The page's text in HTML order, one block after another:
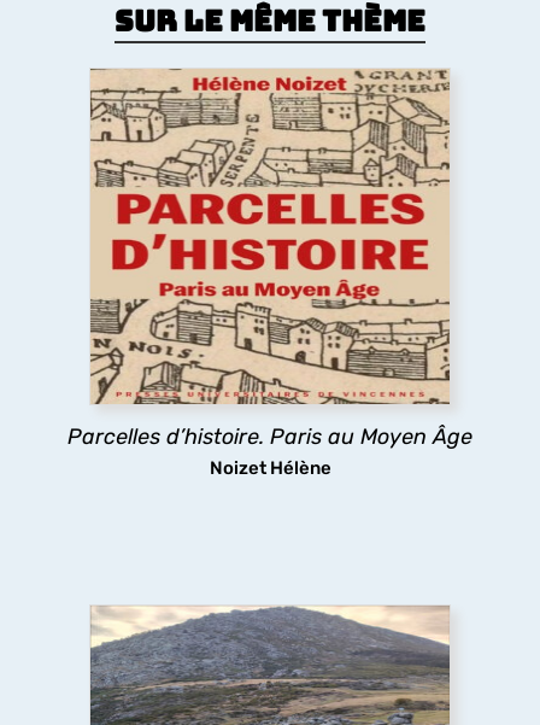
Sur le même thème
Parcelles d’histoire. Paris au Moyen Âge
Noizet Hélène
Parcelles d’histoire. Paris au Moyen
Âge
Comment le Moyen Âge a dessiné la forme de la
ville de Paris ? Les églises, la trame des rues, les
lotissements, la poésie urbaine montrent
comment les pratiques des habitants médiévaux
ont durablement structuré l’espace urbain
parisien.